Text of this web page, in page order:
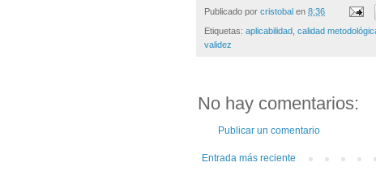
Publicado por cristobal en 8:36
Etiquetas: aplicabilidad calidad
validez
No hay comentarios:
Publicar un comentario
Entrada más reciente